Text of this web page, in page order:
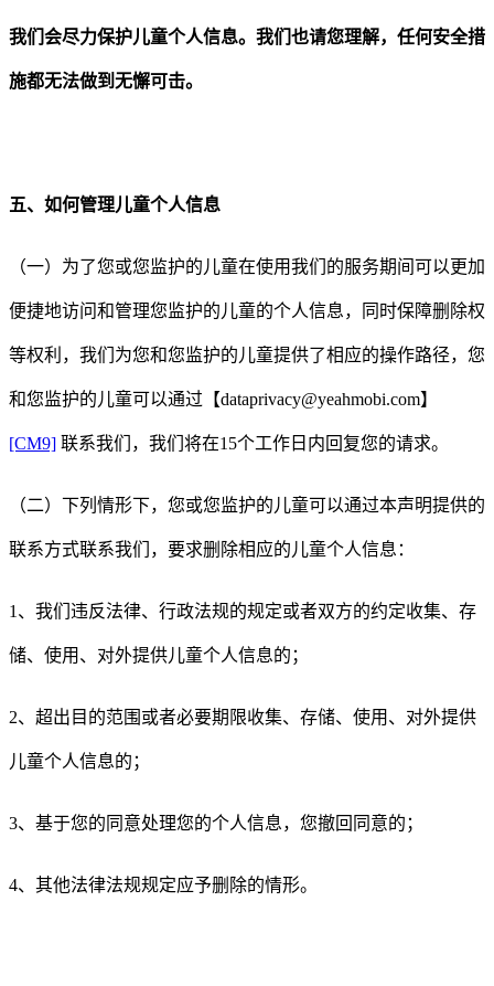
我们会尽力保护儿童个人信息。我们也请您理解，任何安全措
施都无法做到无懈可击。
五、如何管理儿童个人信息
（一）为了您或您监护的儿童在使用我们的服务期间可以更加
便捷地访问和管理您监护的儿童的个人信息，同时保障删除权
等权利，我们为您和您监护的儿童提供了相应的操作路径，您
和您监护的儿童可以通过【dataprivacy@yeahmobi.com】
[CM9] 联系我们，我们将在15个工作日内回复您的请求。
（二）下列情形下，您或您监护的儿童可以通过本声明提供的
联系方式联系我们，要求删除相应的儿童个人信息：
1 、我们违反法律、行政法规的规定或者双方的约定收集、存
储、使用、对外提供儿童个人信息的；
2、超出目的范围或者必要期限收集、存储、使用、对外提供
儿童个人信息的；
3、 基于您的同意处理您的个人信息， 您撤回同意的；
4、其他法律法规规定应予删除的情形。